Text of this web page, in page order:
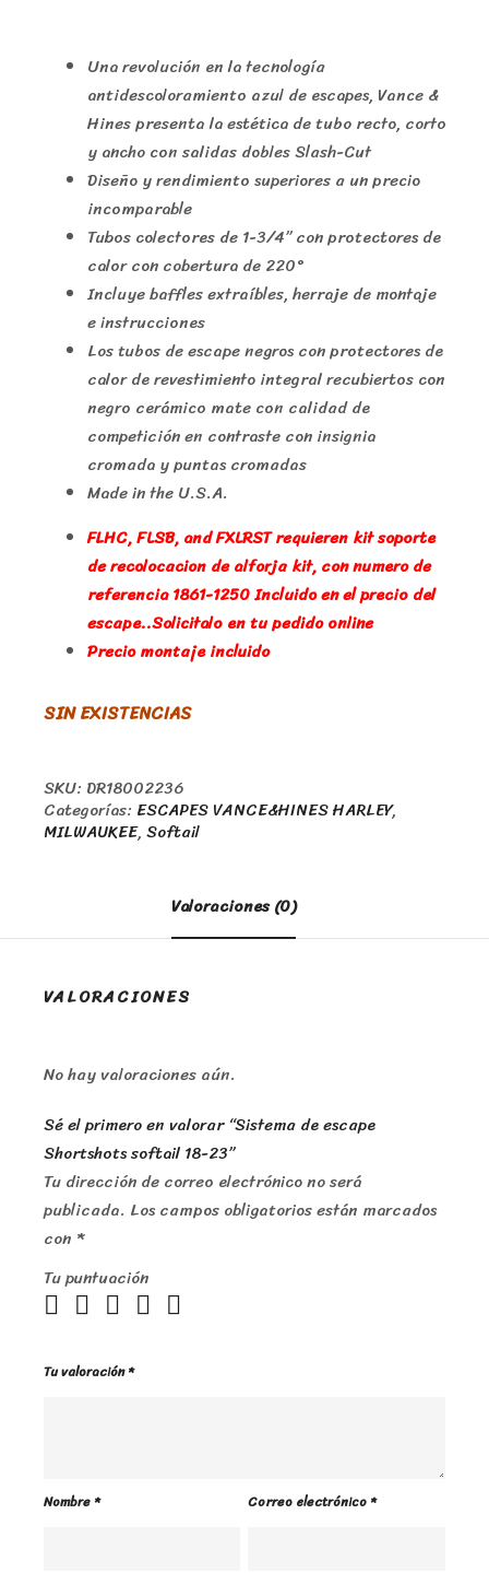
Una revolución en la tecnología
antidescoloramiento azul de escapes, Vance &
Hines presenta la estética de tubo recto, corto
y ancho con salidas dobles Slash-Cut
Diseño y rendimiento superiores a un precio
incomparable
Tubos colectores de 1-3/4” con protectores de
calor con cobertura de 220°
Incluye baffles extraíbles, herraje de montaje
e instrucciones
Los tubos de escape negros con protectores de
calor de revestimiento integral recubiertos con
negro cerámico mate con calidad de
competición en contraste con insignia
cromada y puntas cromadas
Made in the U.S.A.
FLHC, FLSB, and FXLRST requieren kit soporte
de recolocacion de alforja kit, con numero de
referencia 1861-1250 Incluido en el precio del
escape..Solicitalo en tu pedido online
Precio montaje incluido
SIN EXISTENCIAS
SKU: DR18002236
Categorías: ESCAPES VANCE&HINES HARLEY,
MILWAUKEE,Softail
Valoraciones (0)
VALORACIONES
No hay valoraciones aún.
Sé el primero en valorar “Sistema de escape
Shortshots softail 18-23”
Tu dirección de correo electrónico no será
publicada. Los campos obligatorios están marcados
con *
Tu puntuación
Tu valoración*
Nombre* Correo electrónico*